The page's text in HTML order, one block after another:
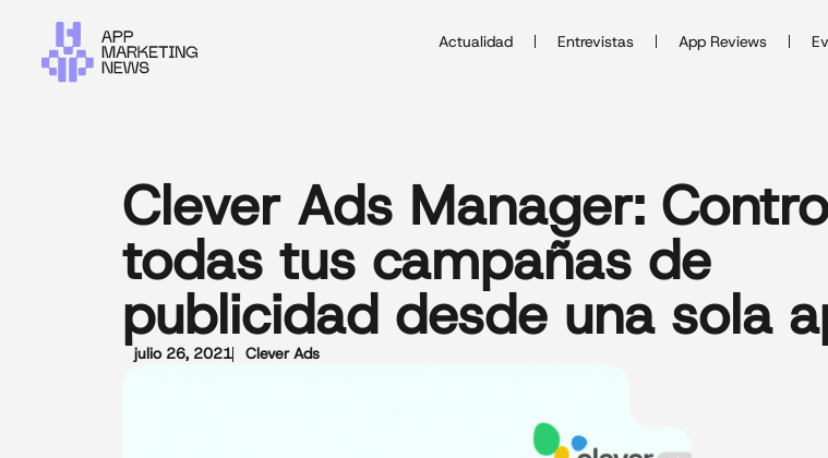
Actualidad Entrevistas App Reviews
Clever Ads Manager:
todas tus campañas de
publicidad desde una sola
julio 26, 2021 Clever Ads